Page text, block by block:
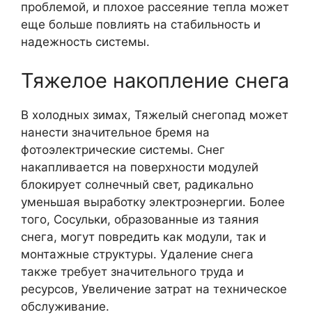
проблемой, и плохое рассеяние тепла может
еще больше повлиять на стабильность и
надежность системы.
Тяжелое накопление снега
В холодных зимах, Тяжелый снегопад может
нанести значительное бремя на
фотоэлектрические системы. Снег
накапливается на поверхности модулей
блокирует солнечный свет, радикально
уменьшая выработку электроэнергии. Более
того, Сосульки, образованные из таяния
снега, могут повредить как модули, так и
монтажные структуры. Удаление снега
также требует значительного труда и
ресурсов, Увеличение затрат на техническое
обслуживание.